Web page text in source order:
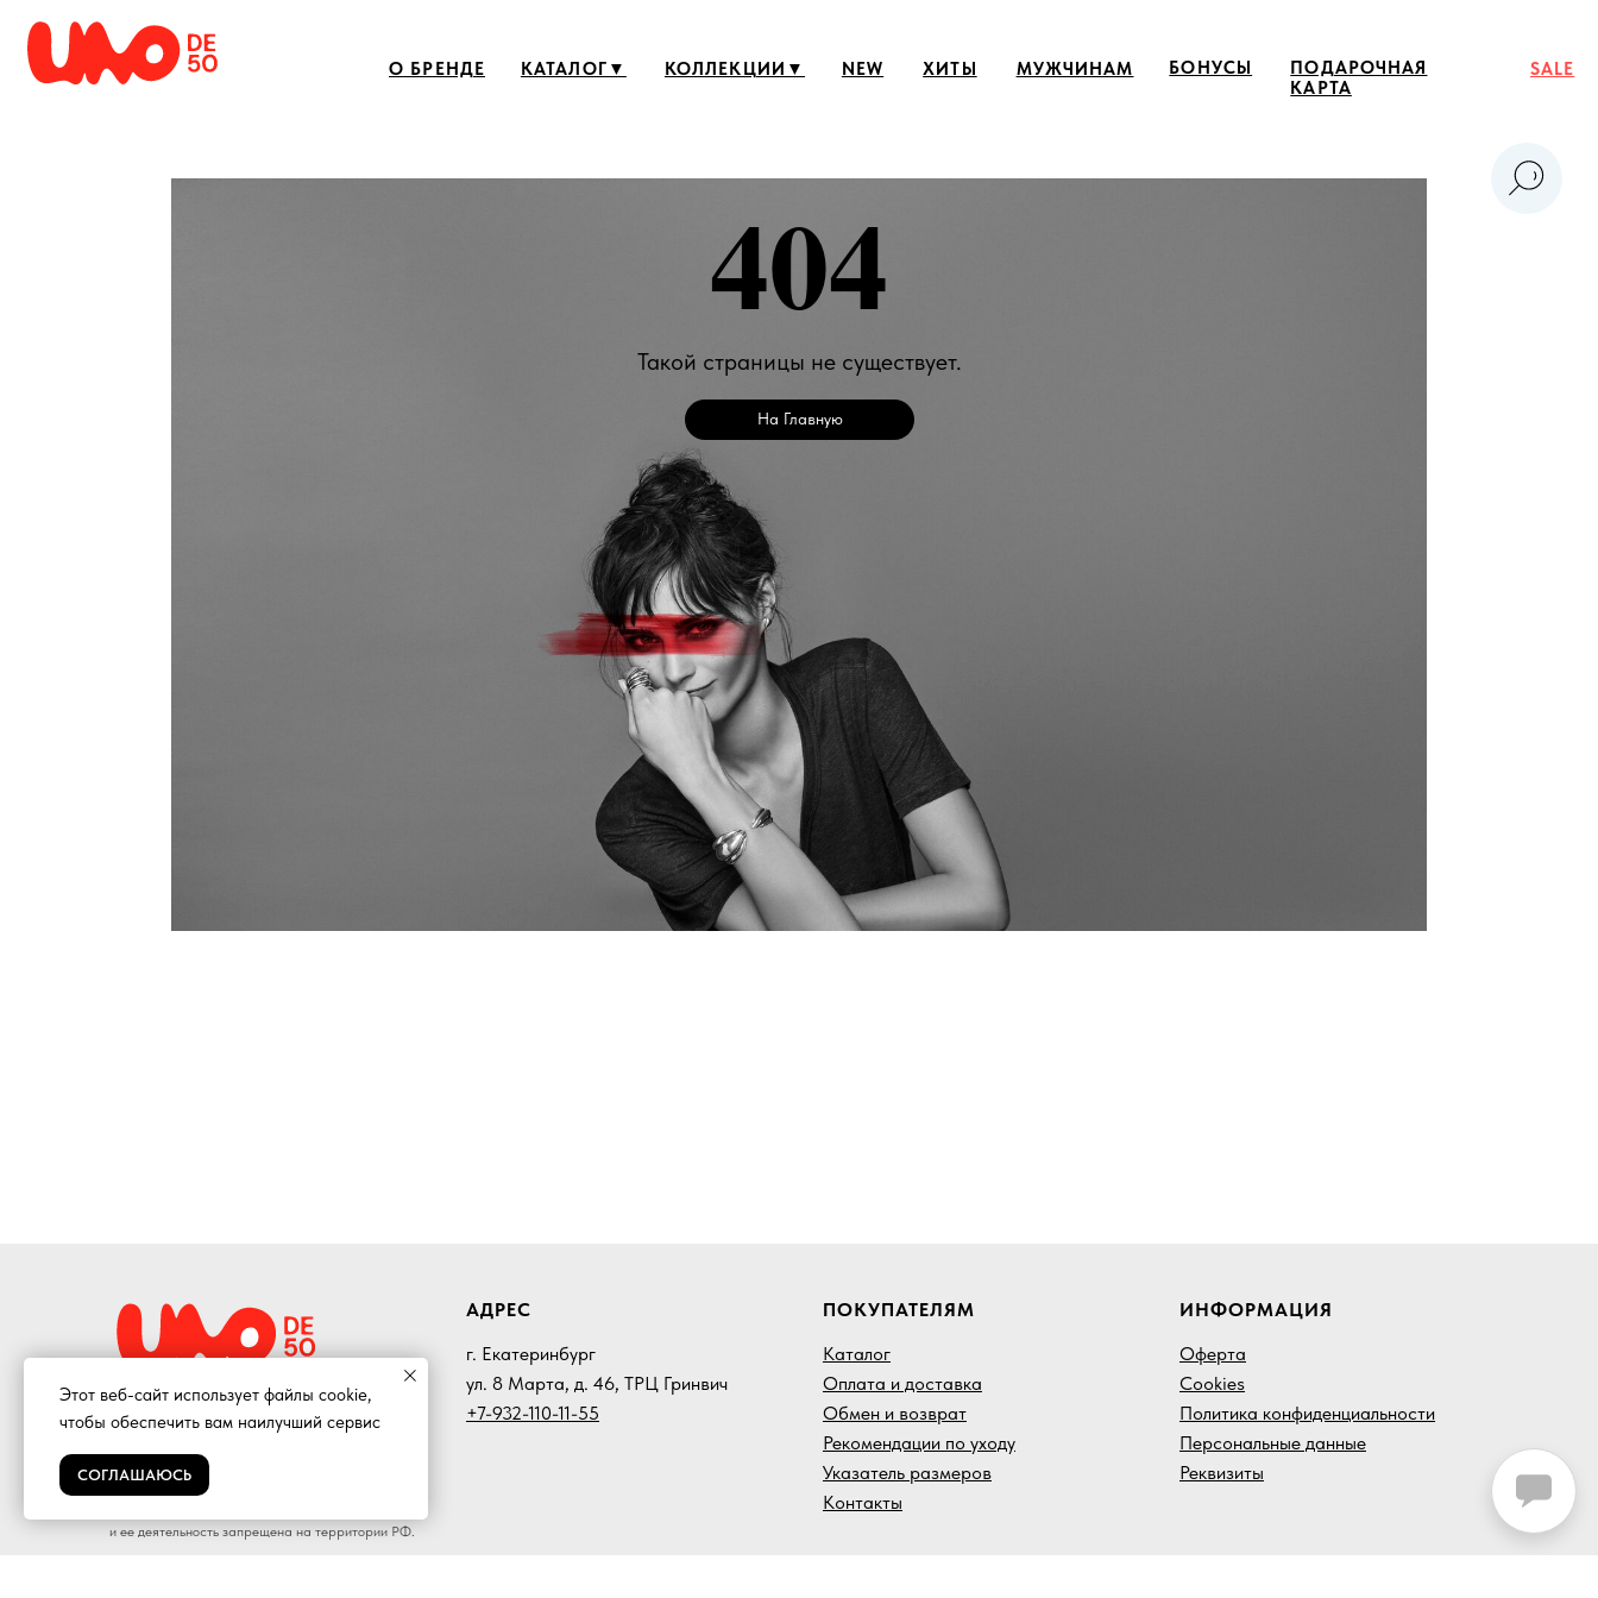
КАТАЛОГ▼ КОЛЛЕКЦИИ▼ NEW ХИТЫ ПОДАРОЧНАЯ
КАРТА
БОНУСЫ
МУЖЧИНАМ SALE
О БРЕНДЕ
404
Такой страницы не существует.
На Главную
*Instagram и WhatsApp— проекты компании
и ее деятельность запрещена на территории РФ.
АДРЕС
г. Екатеринбург
ул. 8 Марта, д. 46, ТРЦ Гринвич
+7-932-110-11-55
ПОКУПАТЕЛЯМ
Каталог
Оплата и доставка
Обмен и возврат
Рекомендации по уходу
Указатель размеров
Контакты
ИНФОРМАЦИЯ
Оферта
Cookies
Политика конфиденциальности
Персональные данные
Реквизиты
Этот веб-сайт использует файлы cookie,
чтобы обеспечить вам наилучший сервис
СОГЛАШАЮСЬ